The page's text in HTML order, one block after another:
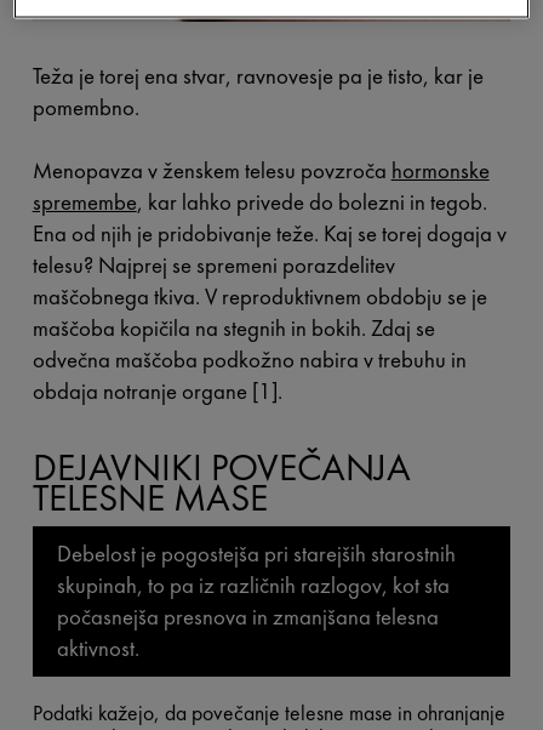
Teža je torej ena stvar, ravnovesje pa je tisto, kar je
pomembno.
Menopavza v ženskem telesu povzroča hormonske
spremembe, kar lahko privede do bolezni in tegob.
Ena od njih je pridobivanje teže. Kaj se torej dogaja v
telesu? Najprej se spremeni porazdelitev
maščobnega tkiva. V reproduktivnem obdobju se je
maščoba kopičila na stegnih in bokih. Zdaj se
odvečna maščoba podkožno nabira v trebuhu in
obdaja notranje organe [1].
DEJAVNIKI POVEČANJA
TELESNE MASE
Debelost je pogostejša pri starejših starostnih
skupinah, to pa iz različnih razlogov, kot sta
počasnejša presnova in zmanjšana telesna
aktivnost.
Podatki kažejo, da povečanje telesne mase in ohranjanje